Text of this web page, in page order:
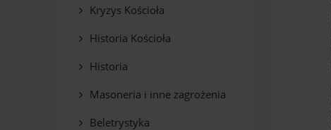
Kryzys Kościoła
Historia Kościoła
Historia
Masoneria i inne zagrożenia
Beletrystyka